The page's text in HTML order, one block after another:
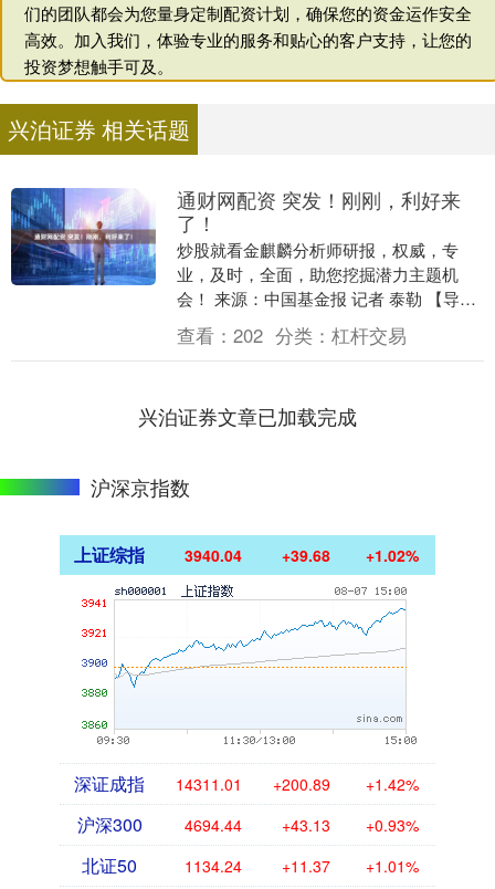
们的团队都会为您量身定制配资计划，确保您的资金运作安全
高效。加入我们，体验专业的服务和贴心的客户支持，让您的
投资梦想触手可及。
兴泊证券 相关话题
通财网配资 突发！刚刚，利好来
了！
炒股就看金麒麟分析师研报，权威，专
业，及时，全面，助您挖掘潜力主题机
会！ 来源：中国基金报 记者 泰勒 【导
读】煤炭板块迎来利好，A股三大指数涨
跌互现 大家好，....
查看： 202 分类： 杠杆交易
兴泊证券文章已加载完成
沪深京指数
上证综指 3940.04 +39.68 +1.02%
深证成指 14311.01 +200.89 +1.42%
沪深300 4694.44 +43.13 +0.93%
北证50 1134.24 +11.37 +1.01%